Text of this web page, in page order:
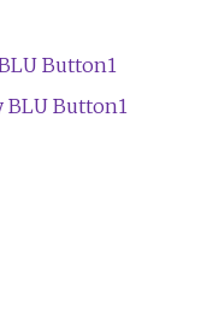
Button1
BLU Button1